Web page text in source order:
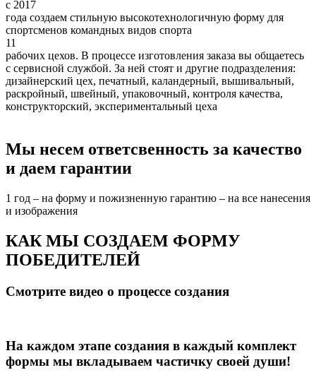
c 2017
года создаем стильную высокотехнологичную форму для
спортсменов командных видов спорта
11
рабочих цехов. В процессе изготовления заказа вы общаетесь
с сервисной службой. За ней стоят и другие подразделения:
дизайнерский цех, печатный, каландерный, вышивальный,
раскройный, швейный, упаковочный, контроля качества,
конструкторский, экспериментальный цеха
Мы несем ответсвенность за качество
и даем гарантии
1 год – на форму и пожизненную гарантию – на все нанесения
и изображения
КАК МЫ СОЗДАЕМ ФОРМУ
ПОБЕДИТЕЛЕЙ
Смотрите видео о процессе создания
На каждом этапе создания в каждый комплект
формы мы вкладываем частичку своей души!